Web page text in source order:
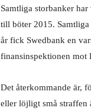
Samtliga storbanker
till böter 2015.
år fick Swedbank en
finansinspektionen mot
Det återkommande är,
eller löjligt små straffen